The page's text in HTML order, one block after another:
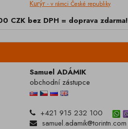
Kurýr - v rámci České republiky
CZK bez DPH = doprava zdarma!
Samuel ADÁMIK
obchodní zástupce
+421 915 232 100
samuel.adamik@torintn.com